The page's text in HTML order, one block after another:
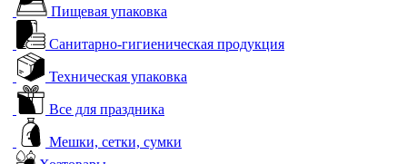
Пищевая упаковка
Санитарно-гигиеническая продукция
Техническая упаковка
Все для праздника
Мешки, сетки, сумки